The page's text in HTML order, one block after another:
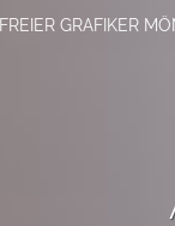
FREIER GRAFIKER